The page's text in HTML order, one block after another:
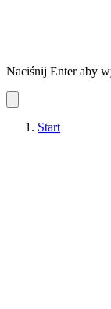
Naciśnij Enter aby
Start